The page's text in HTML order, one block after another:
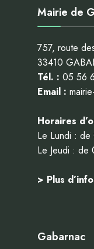
Mairie de
757, route
33410
Tél. : 05 56
Email :
Horaires
Le Lundi :
Le Jeudi :
> Plus
Gabarnac